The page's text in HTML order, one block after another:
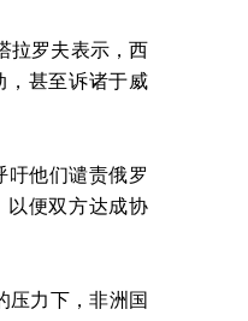
拉罗夫表示，西
，甚至诉诸于威
吁他们谴责俄罗
以便双方达成协
压力下，非洲国